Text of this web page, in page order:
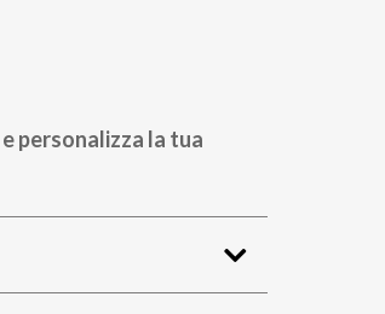
e personalizza la tua